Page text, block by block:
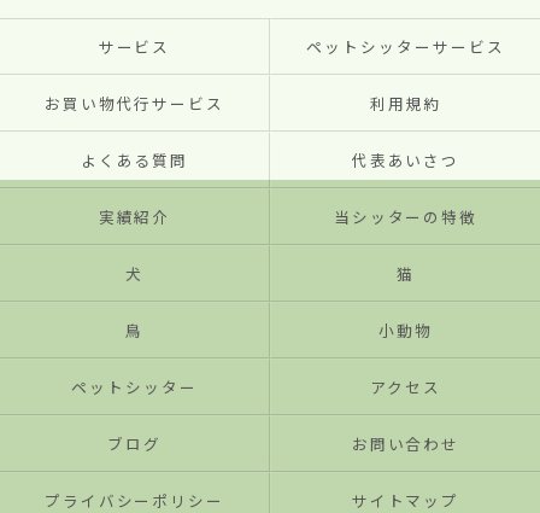
サービス ペットシッターサービス
お買い物代行サービス 利用規約
よくある質問 代表あいさつ
実績紹介 当シッターの特徴
犬 猫
鳥 小動物
ペットシッター アクセス
ブログ お問い合わせ
プライバシーポリシー サイトマップ